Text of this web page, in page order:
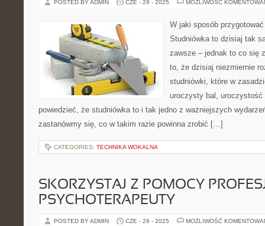
POSTED BY ADMIN CZE - 29 - 2025 MOŻLIWOŚĆ
W jaki sposób
Studniówka to dzisiaj tak
zawsze – jednak to co się
to, że dzisiaj niezmiernie
studniówki, które w
uroczysty bal, uroczystość
powiedzieć, że studniówka to i tak jedno z ważniejszych
zastanówmy się, co w takim razie powinna zrobić […]
CATEGORIES: TECHNIKA WOKALNA
SKORZYSTAJ Z POMOCY
PSYCHOTERAPEUTY
POSTED BY ADMIN CZE - 29 - 2025 MOŻLIWOŚĆ